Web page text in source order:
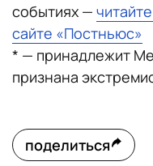
событиях —
сайте «Постньюс»
* — принадлежит
признана
поделиться